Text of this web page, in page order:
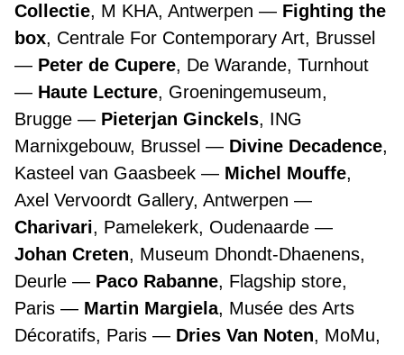
Collectie, M KHA, Antwerpen
Fighting the
box, Centrale For Contemporary Art, Brussel
Peter de Cupere, De Warande, Turnhout
Haute Lecture, Groeningemuseum,
Brugge
Pieterjan Ginckels, ING
Marnixgebouw, Brussel
Divine Decadence,
Kasteel van Gaasbeek
Michel Mouffe,
Axel Vervoordt Gallery, Antwerpen
Charivari, Pamelekerk, Oudenaarde
Johan Creten, Museum Dhondt-Dhaenens,
Deurle
Paco Rabanne, Flagship store,
Paris
Martin Margiela, Musée des Arts
Décoratifs, Paris
Dries Van Noten, MoMu,